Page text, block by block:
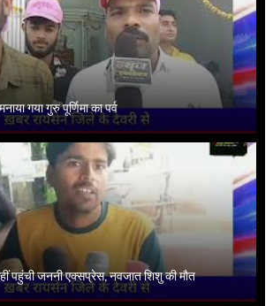
गया गुरु पूर्णिमा का पर्व
पहुंची जननी एक्सप्रेस, नवजात शिशु की मौत